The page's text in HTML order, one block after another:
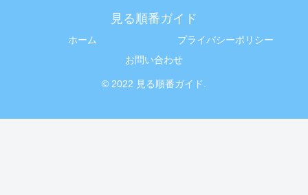
見る順番ガイド
ホーム
プライバシーポリシー
お問い合わせ
© 2022 見る順番ガイド.